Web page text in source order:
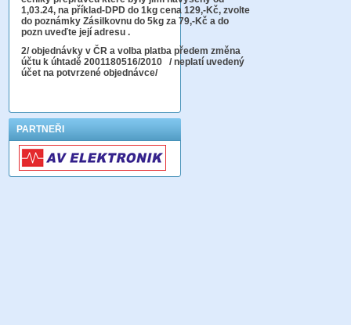
1,03.24, na příklad-DPD do 1kg cena 129,-Kč, zvolte
do poznámky Zásilkovnu do 5kg za 79,-Kč a do
pozn uveďte její adresu .
2/ objednávky v ČR a volba platba předem změna
účtu k úhtadě 2001180516/2010 / neplatí uvedený
účet na potvrzené objednávce/
PARTNEŘI